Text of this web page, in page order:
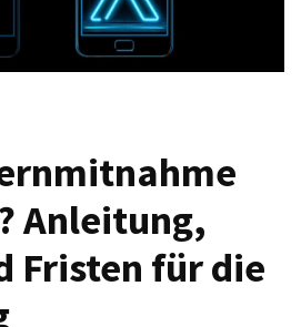
Anleitung,
Fristen für die